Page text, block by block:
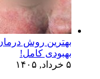
بهترین روش
بهبودی کامل!
۵ خرداد, ۱۴۰۵